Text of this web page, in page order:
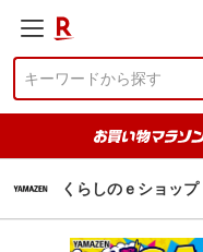
くらしのｅショップ